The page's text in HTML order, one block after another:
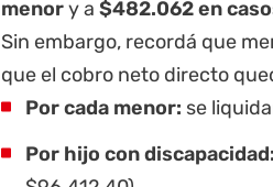
menory a $482.062 en
Sin embargo, recordá que
que el cobro neto directo
Por cada menor: se
Por hijo con discapacidad: